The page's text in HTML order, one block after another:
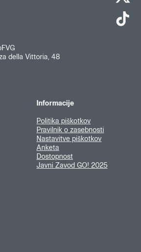
della Vittoria, 48
Informacije
Politika piškotkov
Pravilnik o zasebnosti
Nastavitve piškotkov
Anketa
Dostopnost
Javni Zavod GO! 2025